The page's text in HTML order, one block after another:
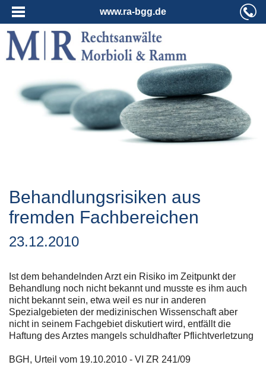
www.ra-bgg.de
Behandlungsrisiken aus
fremden Fachbereichen
23.12.2010
Ist dem behandelnden Arzt ein Risiko im Zeitpunkt der
Behandlung noch nicht bekannt und musste es ihm auch
nicht bekannt sein, etwa weil es nur in anderen
Spezialgebieten der medizinischen Wissenschaft aber
nicht in seinem Fachgebiet diskutiert wird, entfällt die
Haftung des Arztes mangels schuldhafter Pflichtverletzung
BGH, Urteil vom 19.10.2010 - VI ZR 241/09